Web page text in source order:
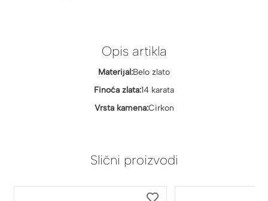
Opis artikla
Materijal:Belo zlato
Finoća zlata:14 karata
Vrsta kamena:Cirkon
Slični proizvodi